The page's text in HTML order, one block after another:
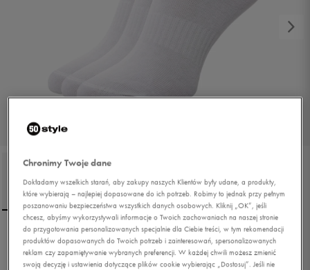
UMBRO SKARPETY
QUARTER II WHT 3 PAK
Chronimy Twoje dane
Dokładamy wszelkich starań, aby zakupy naszych Klientów były udane, a produkty,
które wybierają – najlepiej dopasowane do ich potrzeb. Robimy to jednak przy pełnym
poszanowaniu bezpieczeństwa wszystkich danych osobowych. Kliknij „OK”, jeśli
chcesz, abyśmy wykorzystywali informacje o Twoich zachowaniach na naszej stronie
do przygotowania personalizowanych specjalnie dla Ciebie treści, w tym rekomendacji
produktów dopasowanych do Twoich potrzeb i zainteresowań, spersonalizowanych
reklam czy zapamiętywanie wybranych preferencji. W każdej chwili możesz zmienić
swoją decyzję i ustawienia dotyczące plików cookie wybierając „Dostosuj”. Jeśli nie